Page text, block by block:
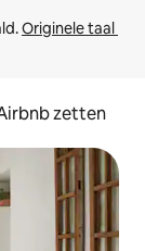
Originele taal
zetten